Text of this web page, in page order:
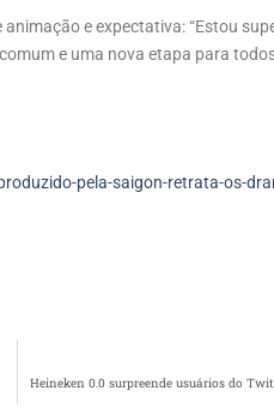
e expectativa: “Estou
e uma nova etapa para
pela-saigon-retrata-os-